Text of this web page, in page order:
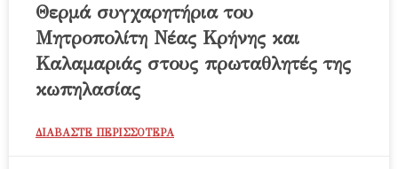
Θερμά συγχαρητήρια του
Μητροπολίτη Νέας Κρήνης και
Καλαμαριάς στους πρωταθλητές της
κωπηλασίας
ΔΙΑΒΑΣΤΕ ΠΕΡΙΣΣΟΤΕΡΑ